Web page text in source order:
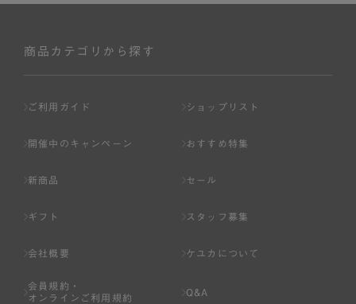
商品カテゴリから探す
ご利用ガイド ショップリスト
開催中のキャンペーン おすすめ特集
新商品 セール
ギフト スタッフ募集
会社概要 ケユカについて
会員規約・
オンラインご利用規約
Q&A